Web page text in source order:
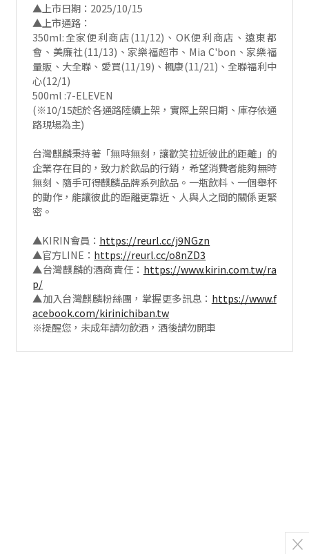
▲上市日期：2025/10/15
▲上市通路：
350ml:全家便利商店(11/12)、OK便利商店、遠東都
會、美廉社(11/13)、家樂福超市、Mia C'bon、家樂福
量販、大全聯、愛買(11/19)、楓康(11/21)、全聯福利中
心(12/1)
500ml :7-ELEVEN
(※10/15起於各通路陸續上架，實際上架日期、庫存依通
路現場為主)
台灣麒麟秉持著「無時無刻，讓歡笑拉近彼此的距離」的
企業存在目的，致力於飲品的行銷，希望消費者能夠無時
無刻、隨手可得麒麟品牌系列飲品。一瓶飲料、一個舉杯
的動作，能讓彼此的距離更靠近、人與人之間的關係更緊
密。
▲KIRIN會員： https://reurl.cc/j9NGzn
▲官方LINE： https://reurl.cc/o8nZD3
▲台灣麒麟的酒商責任： https://www.kirin.com.tw/ra
p/
▲加入台灣麒麟粉絲團，掌握更多訊息： https://www.f
acebook.com/kirinichiban.tw
※提醒您，未成年請勿飲酒，酒後請勿開車